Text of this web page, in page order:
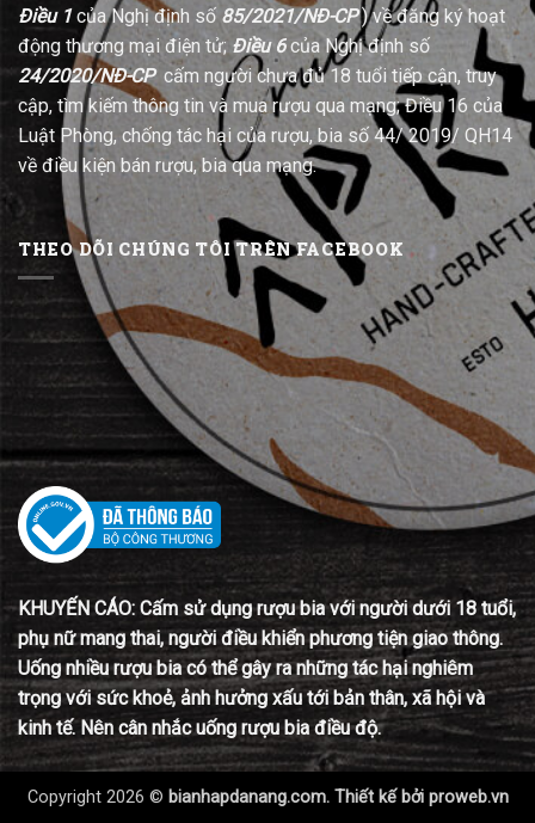
Điều 1của Nghị định số 85/2021/NĐ-CP) về đăng ký hoạt
động thương mại điện tử; Điều 6của Nghị định số
24/2020/NĐ-CPcấm người chưa đủ 18 tuổi tiếp cận, truy
cập, tìm kiếm thông tin và mua rượu qua mạng; Điều 16 của
Luật Phòng, chống tác hại của rượu, bia số 44/ 2019/ QH14
về điều kiện bán rượu, bia qua mạng.
THEO DÕI CHÚNG TÔI TRÊN FACEBOOK
KHUYẾN CÁO: Cấm sử dụng rượu bia với người dưới 18 tuổi,
phụ nữ mang thai, người điều khiển phương tiện giao thông.
Uống nhiều rượu bia có thể gây ra những tác hại nghiêm
trọng với sức khoẻ, ảnh hưởng xấu tới bản thân, xã hội và
kinh tế. Nên cân nhắc uống rượu bia điều độ.
Copyright 2026 © bianhapdanang.com. Thiết kế bởi proweb.vn